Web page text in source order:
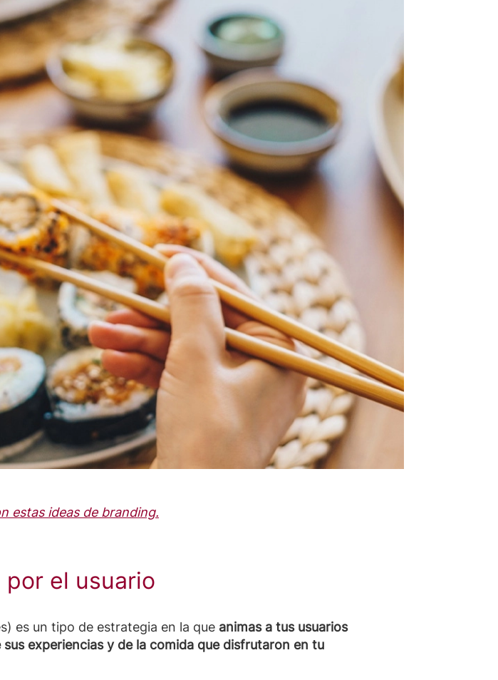
estas ideas de branding.
el usuario
es un tipo de estrategia en la que animas a tus usuarios
experiencias y de la comida que disfrutaron en tu